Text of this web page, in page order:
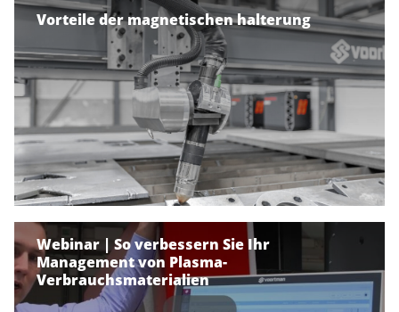
Vorteile der magnetischen halterung
Webinar | So verbessern Sie Ihr
Management von Plasma-
Verbrauchsmaterialien